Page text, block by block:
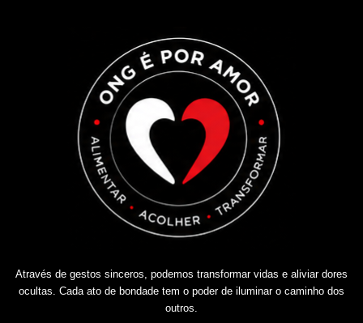
Através de gestos sinceros, podemos transformar vidas e aliviar dores
ocultas. Cada ato de bondade tem o poder de iluminar o caminho dos
outros.